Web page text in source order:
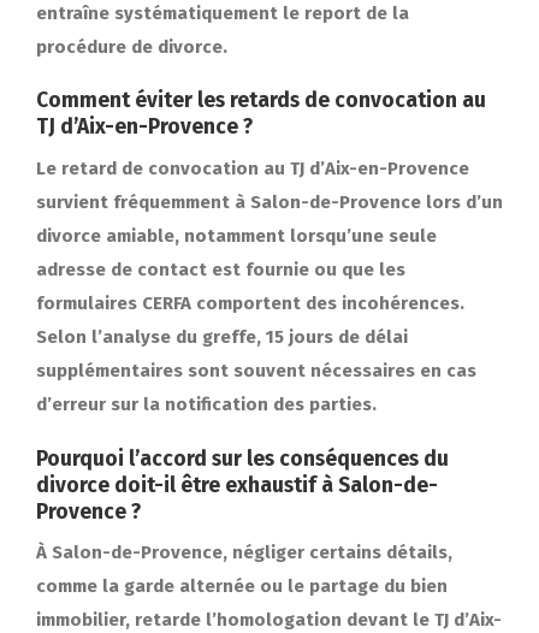
entraîne systématiquement le report de la
procédure de divorce.
Comment éviter les retards de convocation au
TJ d’Aix-en-Provence ?
Le retard de convocation au TJ d’Aix-en-Provence
survient fréquemment à Salon-de-Provence lors d’un
divorce amiable, notamment lorsqu’une seule
adresse de contact est fournie ou que les
formulaires CERFA comportent des incohérences.
Selon l’analyse du greffe, 15 jours de délai
supplémentaires sont souvent nécessaires en cas
d’erreur sur la notification des parties.
Pourquoi l’accord sur les conséquences du
divorce doit-il être exhaustif à Salon-de-
Provence ?
À Salon-de-Provence, négliger certains détails,
comme la garde alternée ou le partage du bien
immobilier, retarde l’homologation devant le TJ d’Aix-